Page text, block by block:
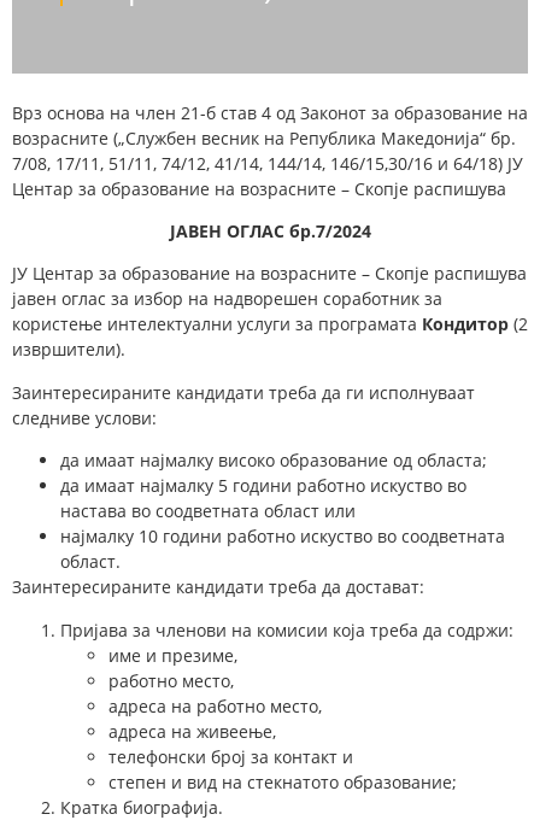
Врз основа на член 21-б став 4 од Законот за образование на
возрасните („Службен весник на Република Македонија“ бр.
7/08, 17/11, 51/11, 74/12, 41/14, 144/14, 146/15,30/16 и 64/18) ЈУ
Центар за образование на возрасните – Скопје распишува
ЈАВЕН ОГЛАС бр.7/2024
ЈУ Центар за образование на возрасните – Скопје распишува
јавен оглас за избор на надворешен соработник за
користење интелектуални услуги за програмата Кондитор (2
извршители).
Заинтересираните кандидати треба да ги исполнуваат
следниве услови:
да имаат најмалку високо образование од областа;
да имаат најмалку 5 години работно искуство во
настава во соодветната област или
најмалку 10 години работно искуство во соодветната
област.
Заинтересираните кандидати треба да достават:
Пријава за членови на комисии која треба да содржи:
име и презиме,
работно место,
адреса на работно место,
адреса на живеење,
телефонски број за контакт и
степен и вид на стекнатото образование;
Кратка биографија.